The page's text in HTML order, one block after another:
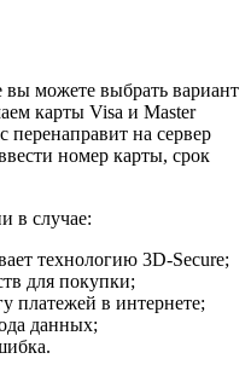
вы можете выбрать вариант
карты Visa и Master
перенаправит на сервер
номер карты, срок
в случае:
технологию 3D-Secure;
для покупки;
платежей в интернете;
данных;